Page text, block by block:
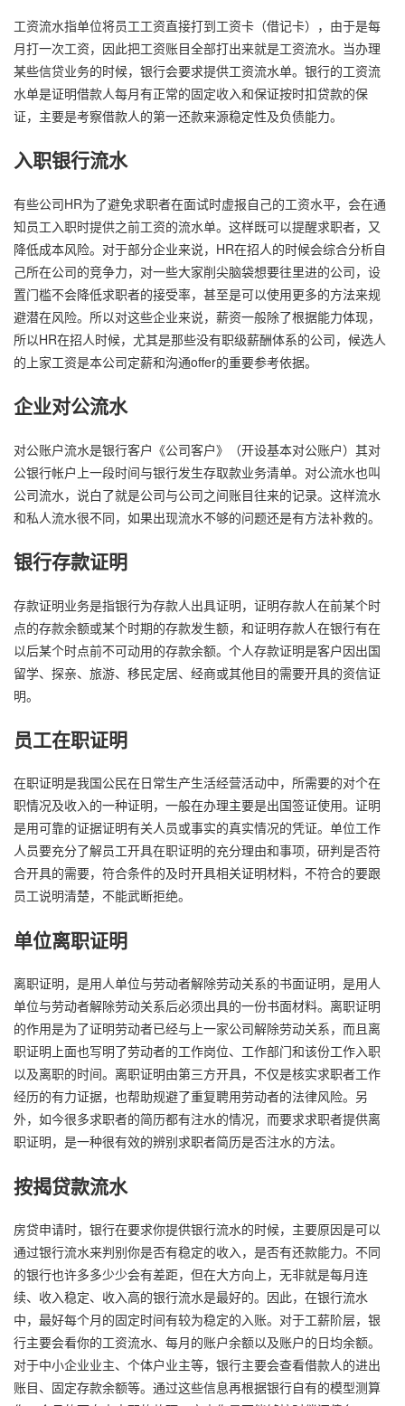
工资流水指单位将员工工资直接打到工资卡（借记卡），由于是每
月打一次工资，因此把工资账目全部打出来就是工资流水。当办理
某些信贷业务的时候，银行会要求提供工资流水单。银行的工资流
水单是证明借款人每月有正常的固定收入和保证按时扣贷款的保
证，主要是考察借款人的第一还款来源稳定性及负债能力。
入职银行流水
有些公司HR为了避免求职者在面试时虚报自己的工资水平，会在通
知员工入职时提供之前工资的流水单。这样既可以提醒求职者，又
降低成本风险。对于部分企业来说，HR在招人的时候会综合分析自
己所在公司的竞争力，对一些大家削尖脑袋想要往里进的公司，设
置门槛不会降低求职者的接受率，甚至是可以使用更多的方法来规
避潜在风险。所以对这些企业来说，薪资一般除了根据能力体现，
所以HR在招人时候，尤其是那些没有职级薪酬体系的公司，候选人
的上家工资是本公司定薪和沟通offer的重要参考依据。
企业对公流水
对公账户流水是银行客户《公司客户》（开设基本对公账户）其对
公银行帐户上一段时间与银行发生存取款业务清单。对公流水也叫
公司流水，说白了就是公司与公司之间账目往来的记录。这样流水
和私人流水很不同，如果出现流水不够的问题还是有方法补救的。
银行存款证明
存款证明业务是指银行为存款人出具证明，证明存款人在前某个时
点的存款余额或某个时期的存款发生额，和证明存款人在银行有在
以后某个时点前不可动用的存款余额。个人存款证明是客户因出国
留学、探亲、旅游、移民定居、经商或其他目的需要开具的资信证
明。
员工在职证明
在职证明是我国公民在日常生产生活经营活动中，所需要的对个在
职情况及收入的一种证明，一般在办理主要是出国签证使用。证明
是用可靠的证据证明有关人员或事实的真实情况的凭证。单位工作
人员要充分了解员工开具在职证明的充分理由和事项，研判是否符
合开具的需要，符合条件的及时开具相关证明材料，不符合的要跟
员工说明清楚，不能武断拒绝。
单位离职证明
离职证明，是用人单位与劳动者解除劳动关系的书面证明，是用人
单位与劳动者解除劳动关系后必须出具的一份书面材料。离职证明
的作用是为了证明劳动者已经与上一家公司解除劳动关系，而且离
职证明上面也写明了劳动者的工作岗位、工作部门和该份工作入职
以及离职的时间。离职证明由第三方开具，不仅是核实求职者工作
经历的有力证据，也帮助规避了重复聘用劳动者的法律风险。另
外，如今很多求职者的简历都有注水的情况，而要求求职者提供离
职证明，是一种很有效的辨别求职者简历是否注水的方法。
按揭贷款流水
房贷申请时，银行在要求你提供银行流水的时候，主要原因是可以
通过银行流水来判别你是否有稳定的收入，是否有还款能力。不同
的银行也许多多少少会有差距，但在大方向上，无非就是每月连
续、收入稳定、收入高的银行流水是最好的。因此，在银行流水
中，最好每个月的固定时间有较为稳定的入账。对于工薪阶层，银
行主要会看你的工资流水、每月的账户余额以及账户的日均余额。
对于中小企业业主、个体户业主等，银行主要会查看借款人的进出
账目、固定存款余额等。通过这些信息再根据银行自有的模型测算